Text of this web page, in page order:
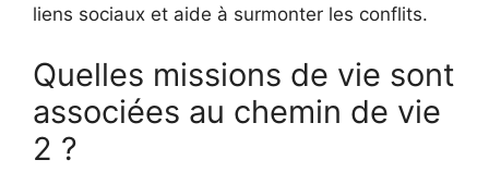
liens sociaux et aide à surmonter les conflits.
Quelles missions de vie sont
associées au chemin de vie
2 ?